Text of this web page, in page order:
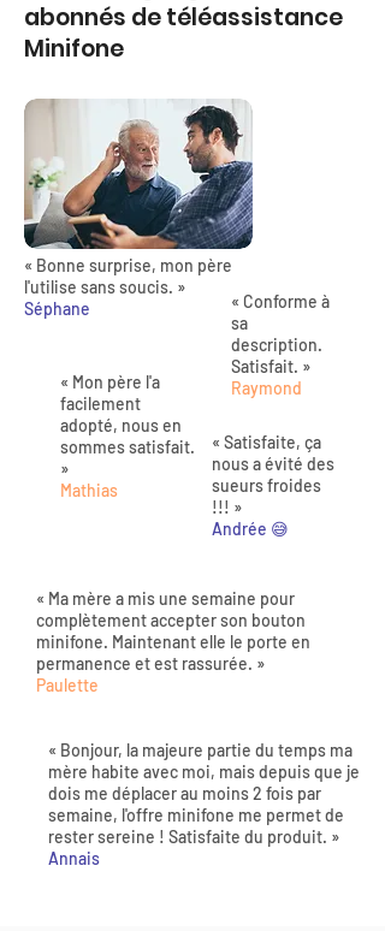
abonnés de téléassistance
Minifone
« Bonne surprise, mon père
l'utilise sans soucis. »
Séphane
« Mon père l'a
facilement
adopté, nous en
sommes satisfait.
»
Mathias
« Conforme à
sa
description.
Satisfait. »
Raymond
« Satisfaite, ça
nous a évité des
sueurs froides
!!! »
Andrée 😅
« Ma mère a mis une semaine pour
complètement accepter son bouton
minifone. Maintenant elle le porte en
permanence et est rassurée. »
Paulette
« Bonjour, la majeure partie du temps ma
mère habite avec moi, mais depuis que je
dois me déplacer au moins 2 fois par
semaine, l'offre minifone me permet de
rester sereine ! Satisfaite du produit. »
Annais